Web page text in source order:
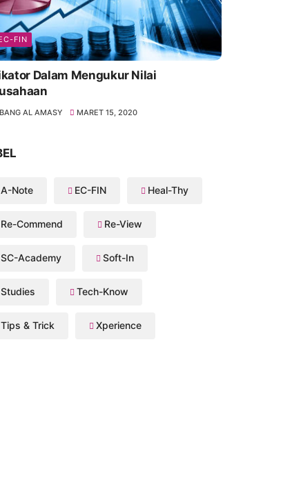
FIN
Dalam Mengukur Nilai
AL AMASY MARET 15, 2020
A-Note EC-FIN Heal-Thy
Re-Commend Re-View
SC-Academy Soft-In
Studies Tech-Know
Tips & Trick Xperience